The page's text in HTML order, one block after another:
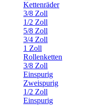
Kettenräder
3/8 Zoll
1/2 Zoll
5/8 Zoll
3/4 Zoll
1 Zoll
Rollenketten
3/8 Zoll
Einspurig
Zweispurig
1/2 Zoll
Einspurig